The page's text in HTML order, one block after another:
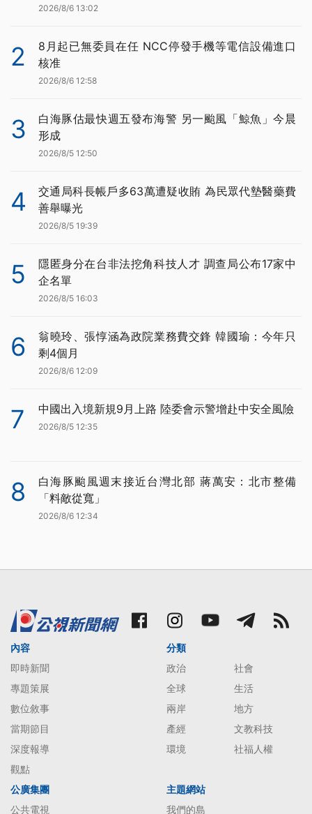
2026/8/6 13:02
2
8月起已無委員在任 NCC停發手機等電信設備進口
核准
2026/8/6 12:58
3
白海豚估最快週五發布海警 另一颱風「鯨魚」今晨
形成
2026/8/5 12:50
4
交通局科長帳戶多63萬遭疑收賄 為民眾代墊醫藥費
善舉曝光
2026/8/5 19:39
5
隱匿身分在台非法挖角科技人才 調查局公布17家中
企名單
2026/8/5 16:03
6
翁曉玲、張惇涵為政院業務費交鋒 韓國瑜：今年只
剩4個月
2026/8/6 12:09
7 中國出入境新規9月上路 陸委會示警增赴中安全風險
2026/8/5 12:35
8
白海豚颱風週末接近台灣北部 蔣萬安：北市整備
「料敵從寬」
2026/8/6 12:34
內容
即時新聞
專題策展
數位敘事
當期節目
深度報導
觀點
分類
政治
社會
全球
生活
兩岸
地方
產經
文教科技
環境
社福人權
公廣集團
公共電視
主題網站
我們的島